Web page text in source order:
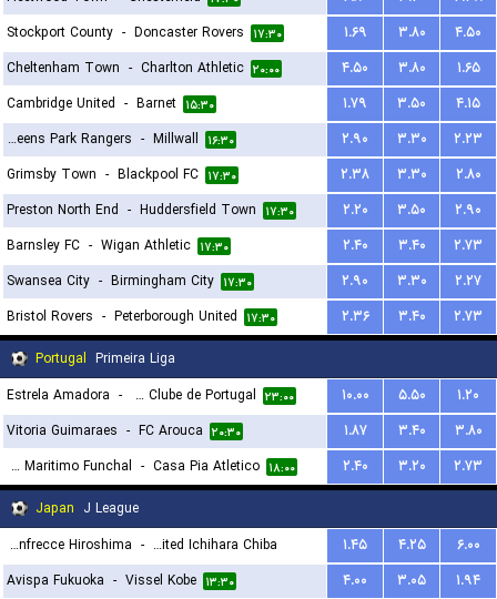
Stockport County - Doncaster Rovers ۱۷:۳۰ ۱.۶۹ ۳.۸۰
۴.۵۰
Cheltenham Town - Charlton Athletic ۲۰:۰۰ ۴.۵۰ ۳.۸۰
۱.۶۵
Cambridge United - Barnet ۱۵:۳۰ ۱.۷۹ ۳.۵۰
۴.۱۵
Queens Park Rangers
- Millwall ۱۶:۳۰ ۲.۹۰ ۳.۳۰
۲.۲۳
Grimsby Town - Blackpool FC ۱۷:۳۰ ۲.۳۸ ۳.۳۰
۲.۸۰
Preston North End - Huddersfield Town ۱۷:۳۰ ۲.۲۰ ۳.۵۰
۲.۹۰
Barnsley FC - Wigan Athletic ۱۷:۳۰ ۲.۴۰ ۳.۴۰
۲.۷۳
Swansea City - Birmingham City ۱۷:۳۰ ۲.۹۰ ۳.۳۰
۲.۲۷
Bristol Rovers - Peterborough United ۱۷:۳۰ ۲.۳۶ ۳.۴۰
۲.۷۳
Portugal Primeira Liga
Estrela Amadora - Sporting Clube de Portugal ۲۳:۰۰ ۱۰.۰۰ ۵.۵۰
۱.۲۰
Vitoria Guimaraes - FC Arouca ۲۰:۳۰ ۱.۸۷ ۳.۴۰
۳.۸۰
CS Maritimo Funchal
- Casa Pia Atletico ۱۸:۰۰ ۲.۴۰ ۳.۲۰
۲.۷۳
Japan J League
Sanfrecce Hiroshima
- Jef United Ichihara Chiba
۱۳:۴۵
۱.۴۵ ۴.۲۵
۶.۰۰
Avispa Fukuoka - Vissel Kobe ۱۳:۳۰ ۴.۰۰ ۳.۰۵
۱.۹۴